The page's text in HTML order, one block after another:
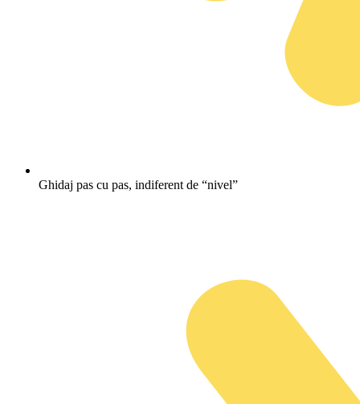
Ghidaj pas cu pas, indiferent de “nivel”